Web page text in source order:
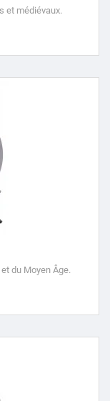
et médiévaux.
du Moyen Âge.